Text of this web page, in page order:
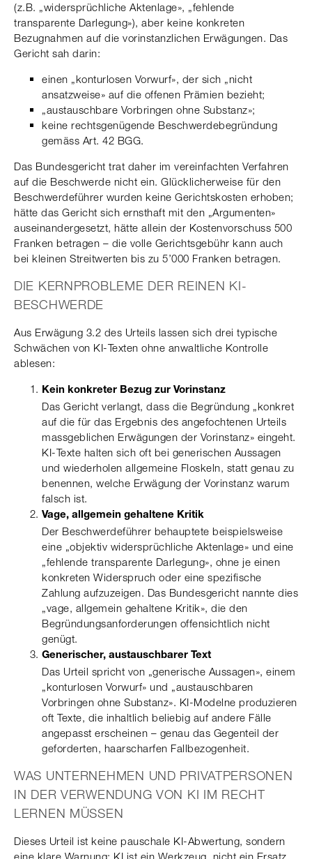
(z.B. „widersprüchliche Aktenlage», „fehlende
transparente Darlegung»), aber keine konkreten
Bezugnahmen auf die vorinstanzlichen Erwägungen. Das
Gericht sah darin:
einen „konturlosen Vorwurf», der sich „nicht
ansatzweise» auf die offenen Prämien bezieht;
„austauschbare Vorbringen ohne Substanz»;
keine rechtsgenügende Beschwerdebegründung
gemäss Art. 42 BGG.
Das Bundesgericht trat daher im vereinfachten Verfahren
auf die Beschwerde nicht ein. Glücklicherweise für den
Beschwerdeführer wurden keine Gerichtskosten erhoben;
hätte das Gericht sich ernsthaft mit den „Argumenten»
auseinandergesetzt, hätte allein der Kostenvorschuss 500
Franken betragen – die volle Gerichtsgebühr kann auch
bei kleinen Streitwerten bis zu 5’000 Franken betragen.
DIE KERNPROBLEME DER REINEN KI-
BESCHWERDE
Aus Erwägung 3.2 des Urteils lassen sich drei typische
Schwächen von KI-Texten ohne anwaltliche Kontrolle
ablesen:
Kein konkreter Bezug zur Vorinstanz
Das Gericht verlangt, dass die Begründung „konkret
auf die für das Ergebnis des angefochtenen Urteils
massgeblichen Erwägungen der Vorinstanz» eingeht.
KI-Texte halten sich oft bei generischen Aussagen
und wiederholen allgemeine Floskeln, statt genau zu
benennen, welche Erwägung der Vorinstanz warum
falsch ist.
Vage, allgemein gehaltene Kritik
Der Beschwerdeführer behauptete beispielsweise
eine „objektiv widersprüchliche Aktenlage» und eine
„fehlende transparente Darlegung», ohne je einen
konkreten Widerspruch oder eine spezifische
Zahlung aufzuzeigen. Das Bundesgericht nannte dies
„vage, allgemein gehaltene Kritik», die den
Begründungsanforderungen offensichtlich nicht
genügt.
Generischer, austauschbarer Text
Das Urteil spricht von „generische Aussagen», einem
„konturlosen Vorwurf» und „austauschbaren
Vorbringen ohne Substanz». KI-Modelne produzieren
oft Texte, die inhaltlich beliebig auf andere Fälle
angepasst erscheinen – genau das Gegenteil der
geforderten, haarscharfen Fallbezogenheit.
WAS UNTERNEHMEN UND PRIVATPERSONEN
IN DER VERWENDUNG VON KI IM RECHT
LERNEN MÜSSEN
Dieses Urteil ist keine pauschale KI-Abwertung, sondern
eine klare Warnung: KI ist ein Werkzeug, nicht ein Ersatz